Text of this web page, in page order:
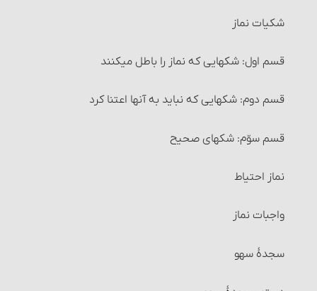
خیار تدلیس
خیار تخلّف شرط
۷- وقت کافی برای وضو داشته باشد.
۸- قصد قربت‏
۹- ترتیب
۱۰- کارهای وضو را پشت سر هم انجام دهد.
۱۱- کارهای وضو را خود انسان انجام دهد.
۱۲- استعمال آب برای انسان ضرری نداشته باشد.
۱۳- در اعضای وضو مانعی برای رسیدن آب به بدن وجود
شکیات نماز
قسم اول: شکهایی که نماز را باطل می‏کنند
قسم دوم: شکهایی که نباید به آنها اعتنا کرد
قسم سوّم: شکهای صحیح
نماز احتیاط
واجبات نماز
سجدۀ سهو